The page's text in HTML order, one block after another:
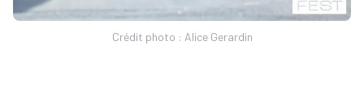
Crédit photo : Alice Gerardin